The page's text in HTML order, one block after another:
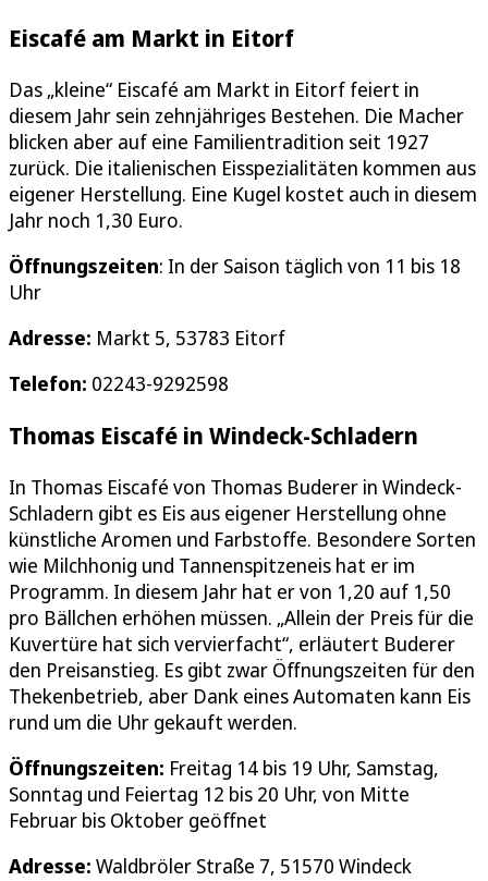
Eiscafé am Markt in Eitorf
Das „kleine“ Eiscafé am Markt in Eitorf feiert in
diesem Jahr sein zehnjähriges Bestehen. Die Macher
blicken aber auf eine Familientradition seit 1927
zurück. Die italienischen Eisspezialitäten kommen aus
eigener Herstellung. Eine Kugel kostet auch in diesem
Jahr noch 1,30 Euro.
Öffnungszeiten: In der Saison täglich von 11 bis 18
Uhr
Adresse: Markt 5, 53783 Eitorf
Telefon: 02243-9292598
Thomas Eiscafé in Windeck-Schladern
In Thomas Eiscafé von Thomas Buderer in Windeck-
Schladern gibt es Eis aus eigener Herstellung ohne
künstliche Aromen und Farbstoffe. Besondere Sorten
wie Milchhonig und Tannenspitzeneis hat er im
Programm. In diesem Jahr hat er von 1,20 auf 1,50
pro Bällchen erhöhen müssen. „Allein der Preis für die
Kuvertüre hat sich vervierfacht“, erläutert Buderer
den Preisanstieg. Es gibt zwar Öffnungszeiten für den
Thekenbetrieb, aber Dank eines Automaten kann Eis
rund um die Uhr gekauft werden.
Öffnungszeiten: Freitag 14 bis 19 Uhr, Samstag,
Sonntag und Feiertag 12 bis 20 Uhr, von Mitte
Februar bis Oktober geöffnet
Adresse: Waldbröler Straße 7, 51570 Windeck